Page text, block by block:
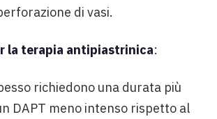
di vasi.
la terapia antipiastrinica:
richiedono una durata più
DAPT meno intenso rispetto al